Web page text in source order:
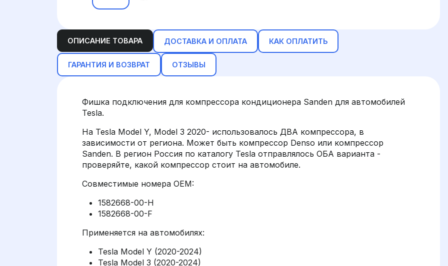
ОПИСАНИЕ ТОВАРА ДОСТАВКА И ОПЛАТА КАК ОПЛАТИТЬ
ГАРАНТИЯ И ВОЗВРАТ ОТЗЫВЫ
Фишка подключения для компрессора кондиционера Sanden для автомобилей
Tesla.
На Tesla Model Y, Model 3 2020- использовалось ДВА компрессора, в
зависимости от региона. Может быть компрессор Denso или компрессор
Sanden. В регион Россия по каталогу Tesla отправлялось ОБА варианта -
проверяйте, какой компрессор стоит на автомобиле.
Совместимые номера OEM:
1582668-00-H
1582668-00-F
Применяется на автомобилях:
Tesla Model Y (2020-2024)
Tesla Model 3 (2020-2024)